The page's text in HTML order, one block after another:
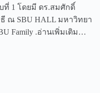
ที่ 1 โดยมี ดร.สมศักดิ์
ณ SBU HALL มหาวิทยา
Family .อ่านเพิ่มเติม…